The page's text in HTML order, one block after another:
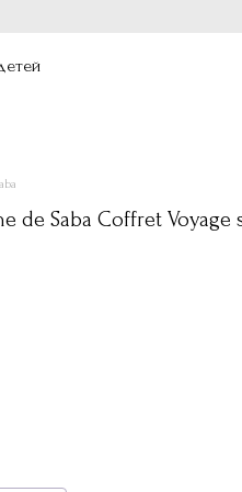
de Saba Coffret Voyage